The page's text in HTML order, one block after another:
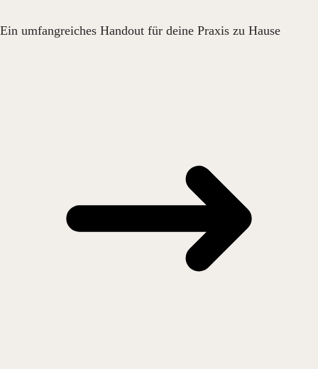
Ein umfangreiches Handout für deine Praxis zu Hause